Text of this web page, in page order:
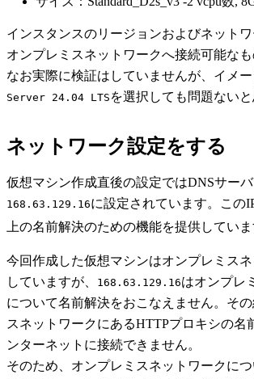
インスタンスのリージョンおよびネットワ
オンプレミスネットワークへ接続可能なも
なお実際に検証はしていませんが、イメー
Server 24.04 LTS を選択しても問題ないと
ネットワーク設定をする
仮想マシン作成直後の設定ではDNSサー
168.63.129.16に設定されています。この
上の名前解決のための機能を提供していま
今回作成した仮想マシンはオンプレミス
していますが、
168.63.129.16はオンプレ
について名前解決をおこなえません。そ
スネットワークにあるHTTPプロキシの名
ンターネットに接続できません。
そのため、オンプレミスネットワークに